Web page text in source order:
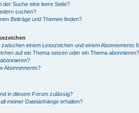
der Suche eine leere Seite?
suchen?
Beiträge und Themen finden?
einem Lesezeichen und einem Abonnements
auf ein Thema setzen oder ein Thema abonnieren?
Abonnements?
in diesem Forum zulässig?
meiner Dateianhänge erhalten?